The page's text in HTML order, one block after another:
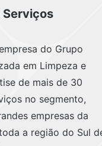
Serviços
do Grupo
em Limpeza e
de mais de 30
no segmento,
empresas da
a região do Sul